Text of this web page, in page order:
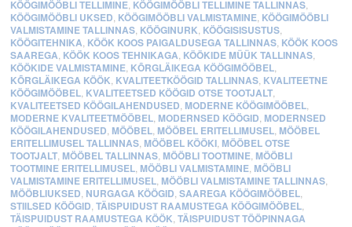
KÖÖGIMÖÖBLI TELLIMINE, KÖÖGIMÖÖBLI TELLIMINE TALLINNAS,
KÖÖGIMÖÖBLI UKSED, KÖÖGIMÖÖBLI VALMISTAMINE, KÖÖGIMÖÖBLI
VALMISTAMINE TALLINNAS, KÖÖGINURK, KÖÖGISISUSTUS,
KÖÖGITEHNIKA, KÖÖK KOOS PAIGALDUSEGA TALLINNAS, KÖÖK KOOS
SAAREGA, KÖÖK KOOS TEHNIKAGA, KÖÖKIDE MÜÜK TALLINNAS,
KÖÖKIDE VALMISTAMINE, KÕRGLÄIKEGA KÖÖGIMÖÖBEL,
KÕRGLÄIKEGA KÖÖK, KVALITEETKÖÖGID TALLINNAS, KVALITEETNE
KÖÖGIMÖÖBEL, KVALITEETSED KÖÖGID OTSE TOOTJALT,
KVALITEETSED KÖÖGILAHENDUSED, MODERNE KÖÖGIMÖÖBEL,
MODERNE KVALITEETMÖÖBEL, MODERNSED KÖÖGID, MODERNSED
KÖÖGILAHENDUSED, MÖÖBEL, MÖÖBEL ERITELLIMUSEL, MÖÖBEL
ERITELLIMUSEL TALLINNAS, MÖÖBEL KÖÖKI, MÖÖBEL OTSE
TOOTJALT, MÖÖBEL TALLINNAS, MÖÖBLI TOOTMINE, MÖÖBLI
TOOTMINE ERITELLIMUSEL, MÖÖBLI VALMISTAMINE, MÖÖBLI
VALMISTAMINE ERITELLIMUSEL, MÖÖBLI VALMISTAMINE TALLINNAS,
MÖÖBLIUKSED, NURGAGA KÖÖGID,SAAREGA KÖÖGIMÖÖBEL,
STIILSED KÖÖGID,TÄISPUIDUST RAAMUSTEGA KÖÖGIMÖÖBEL,
TÄISPUIDUST RAAMUSTEGA KÖÖK,TÄISPUIDUST TÖÖPINNAGA